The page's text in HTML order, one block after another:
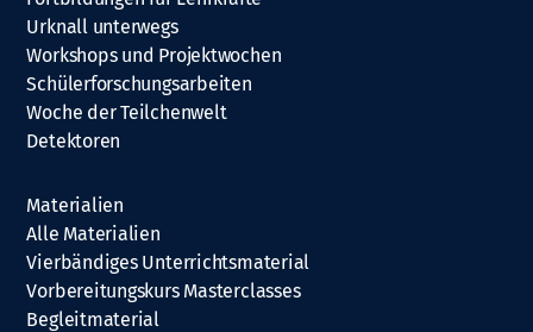
Urknall unterwegs
Workshops und Projektwochen
Schülerforschungsarbeiten
Woche der Teilchenwelt
Detektoren
Materialien
Alle Materialien
Vierbändiges Unterrichtsmaterial
Vorbereitungskurs Masterclasses
Begleitmaterial